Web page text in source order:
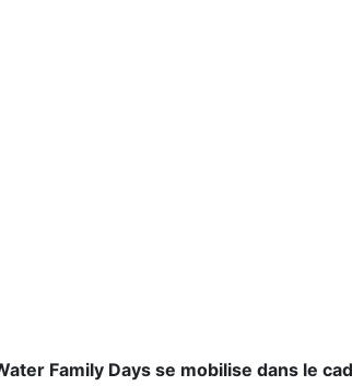
Family Days se mobilise dans le